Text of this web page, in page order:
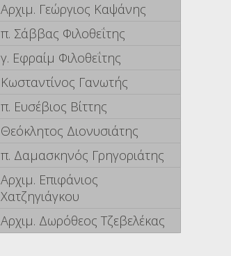
Αρχιμ. Γεώργιος Καψάνης
π. Σάββας Φιλοθεΐτης
γ. Εφραίμ Φιλοθεΐτης
Κωσταντίνος Γανωτής
π. Ευσέβιος Βίττης
Θεόκλητος Διονυσιάτης
π. Δαμασκηνός Γρηγοριάτης
Αρχιμ. Επιφάνιος
Χατζηγιάγκου
Αρχιμ. Δωρόθεος Τζεβελέκας